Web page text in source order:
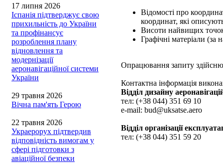
17 липня 2026
Іспанія підтверджує свою
прихильність до України
та профінансує
розроблення плану
відновлення та
модернізації
аеронавігаційної системи
України
29 травня 2026
Вічна пам'ять Герою
22 травня 2026
Украерорух підтвердив
відповідність вимогам у
сфері підготовки з
авіаційної безпеки
Відомості про
координат, які
Висоти найвищих точок
Графічні матеріали (за
Опрацювання запиту
Контактна інформація
Відділ дизайну
тел: (+38 044) 351 69 10
e-mail: bud@uksatse.aero
Відділ організації
тел: (+38 044) 351 59 20